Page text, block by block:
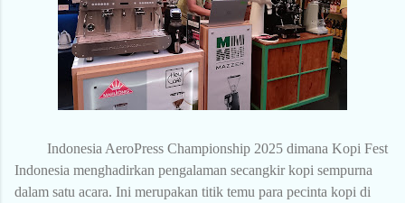
Indonesia AeroPress Championship 2025 dimana Kopi Fest
Indonesia menghadirkan pengalaman secangkir kopi sempurna
dalam satu acara. Ini merupakan titik temu para pecinta kopi di